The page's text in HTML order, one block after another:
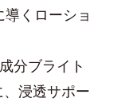
くローショ
分ブライト
浸透サポー